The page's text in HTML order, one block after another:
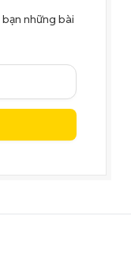
những bài